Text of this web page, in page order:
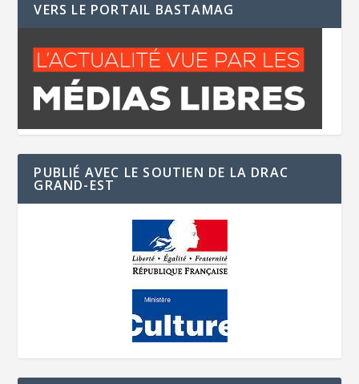
VERS LE PORTAIL BASTAMAG
PUBLIÉ AVEC LE SOUTIEN DE LA DRAC
GRAND-EST